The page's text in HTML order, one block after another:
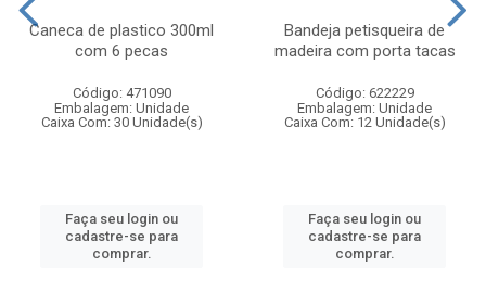
Caneca de plastico 300ml
com 6 pecas
Código: 471090
Embalagem: Unidade
Caixa Com: 30 Unidade(s)
Faça seu login ou
cadastre-se para
comprar.
Bandeja petisqueira de
madeira com porta tacas
Código: 622229
Embalagem: Unidade
Caixa Com: 12 Unidade(s)
Faça seu login ou
cadastre-se para
comprar.